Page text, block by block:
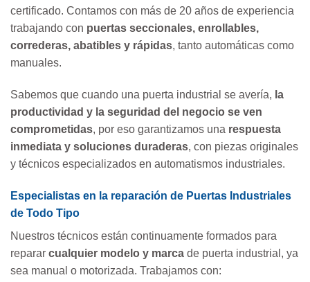
certificado. Contamos con más de 20 años de experiencia
trabajando con puertas seccionales, enrollables,
correderas, abatibles y rápidas, tanto automáticas como
manuales.
Sabemos que cuando una puerta industrial se avería, la
productividad y la seguridad del negocio se ven
comprometidas, por eso garantizamos una respuesta
inmediata y soluciones duraderas, con piezas originales
y técnicos especializados en automatismos industriales.
Especialistas en la reparación de Puertas Industriales
de Todo Tipo
Nuestros técnicos están continuamente formados para
reparar cualquier modelo y marca de puerta industrial, ya
sea manual o motorizada. Trabajamos con: